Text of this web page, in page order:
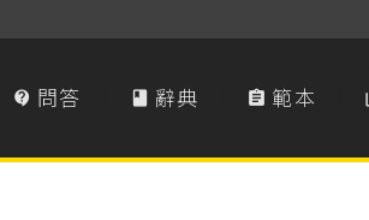
 問答  辭典  範本